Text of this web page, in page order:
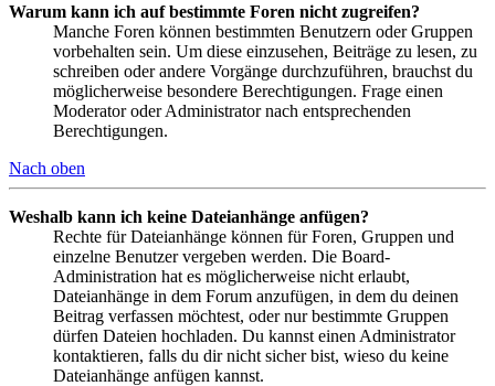
Warum kann ich auf bestimmte Foren nicht zugreifen?
Manche Foren können bestimmten Benutzern oder Gruppen
vorbehalten sein. Um diese einzusehen, Beiträge zu lesen, zu
schreiben oder andere Vorgänge durchzuführen, brauchst du
möglicherweise besondere Berechtigungen. Frage einen
Moderator oder Administrator nach entsprechenden
Berechtigungen.
Nach oben
Weshalb kann ich keine Dateianhänge anfügen?
Rechte für Dateianhänge können für Foren, Gruppen und
einzelne Benutzer vergeben werden. Die Board-
Administration hat es möglicherweise nicht erlaubt,
Dateianhänge in dem Forum anzufügen, in dem du deinen
Beitrag verfassen möchtest, oder nur bestimmte Gruppen
dürfen Dateien hochladen. Du kannst einen Administrator
kontaktieren, falls du dir nicht sicher bist, wieso du keine
Dateianhänge anfügen kannst.